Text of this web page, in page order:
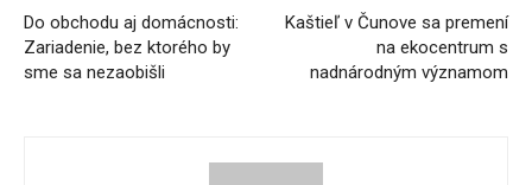
Do obchodu aj domácnosti:
Zariadenie, bez ktorého by
sme sa nezaobišli
Kaštieľ v Čunove sa premení
na ekocentrum s
nadnárodným významom